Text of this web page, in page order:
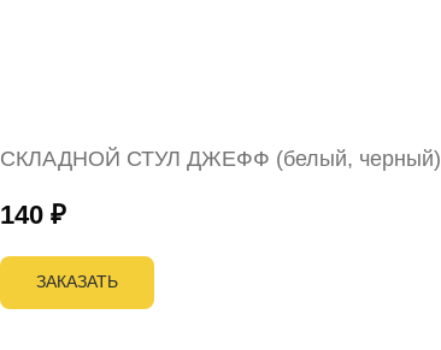
СКЛАДНОЙ СТУЛ ДЖЕФФ (белый, черный)
140 ₽
ЗАКАЗАТЬ